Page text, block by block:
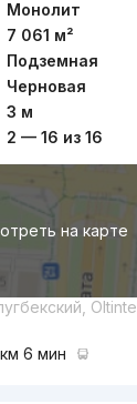
Монолит
7 061 м²
Подземная
Черновая
3 м
2 — 16 из 16
на карте
км 6 мин